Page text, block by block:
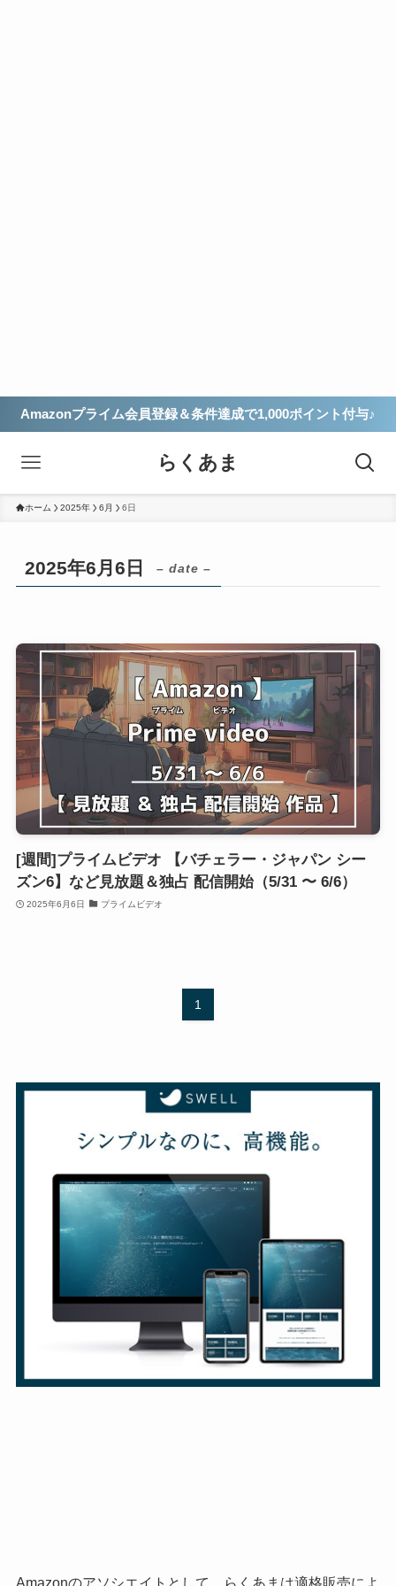
Amazonプライム会員登録＆条件達成で1,000ポイント付与♪
らくあま
ホーム 2025年 6月 6日
2025年6月6日 – date –
[週間]プライムビデオ 【バチェラー・ジャパン シー
ズン6】など見放題＆独占 配信開始（5/31 〜 6/6）
2025年6月6日 プライムビデオ
1
Amazonのアソシエイトとして、らくあまは適格販売によ